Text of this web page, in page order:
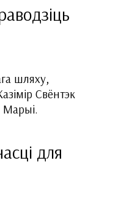
шляху,
Свёнтэк
Марыі.
для